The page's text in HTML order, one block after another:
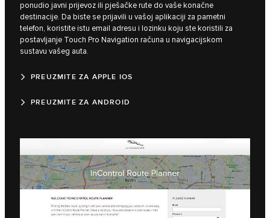
ponudio javni prijevoz ili pješačke rute do vaše konačne
destinacije. Da biste se prijavili u vašoj aplikaciji za pametni
telefon, koristite istu email adresu i lozinku koju ste koristili za
postavljanje Touch Pro Navigation računa u navigacijskom
sustavu vašeg auta.
PREUZMITE ZA APPLE IOS
PREUZMITE ZA ANDROID